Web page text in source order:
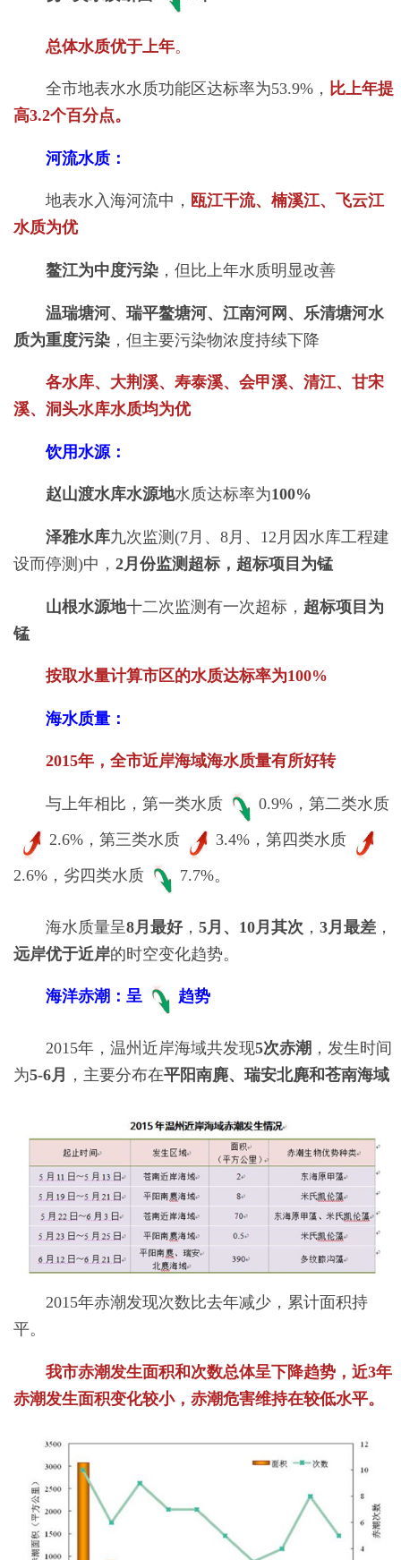
总体水质优于上年。
全市地表水水质功能区达标率为53.9%， 比上年提
高3.2个百分点。
河流水质：
地表水入海河流中， 瓯江干流、楠溪江、飞云江
水质为优
鳌江为中度污染 ，但比上年水质明显改善
温瑞塘河、瑞平鳌塘河、江南河网、乐清塘河水
质为重度污染 ，但主要污染物浓度持续下降
各水库、大荆溪、寿泰溪、会甲溪、清江、甘宋
溪、洞头水库水质均为优
饮用水源：
赵山渡水库水源地水质达标率为100%
泽雅水库九次监测(7月、8月、12月因水库工程建
设而停测)中， 2月份监测超标，超标项目为锰
山根水源地十二次监测有一次超标， 超标项目为
锰
按取水量计算市区的水质达标率为100%
海水质量：
2015年，全市近岸海域海水质量有所好转
与上年相比，第一类水质
0.9%，第二类水质
2.6%，第三类水质
3.4%，第四类水质
2.6%，劣四类水质
7.7%。
海水质量呈8月最好， 5月、10月其次 ， 3月最差 ，
远岸优于近岸的时空变化趋势。
海洋赤潮：呈 趋势
2015年，温州近岸海域共发现5次赤潮 ，发生时间
为5-6月 ，主要分布在平阳南麂、瑞安北麂和苍南海域
2015年赤潮发现次数比去年减少，累计面积持
平。
我市赤潮发生面积和次数总体呈下降趋势，近3年
赤潮发生面积变化较小，赤潮危害维持在较低水平。